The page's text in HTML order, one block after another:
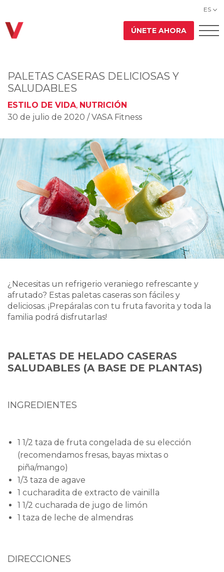
ES
ÚNETE AHORA
PALETAS CASERAS DELICIOSAS Y
SALUDABLES
ESTILO DE VIDA, NUTRICIÓN
30 de julio de 2020 / VASA Fitness
¿Necesitas un refrigerio veraniego refrescante y
afrutado? Estas paletas caseras son fáciles y
deliciosas. ¡Prepáralas con tu fruta favorita y toda la
familia podrá disfrutarlas!
PALETAS DE HELADO CASERAS
SALUDABLES (A BASE DE PLANTAS)
INGREDIENTES
1 1/2 taza de fruta congelada de su elección
(recomendamos fresas, bayas mixtas o
piña/mango)
1/3 taza de agave
1 cucharadita de extracto de vainilla
1 1/2 cucharada de jugo de limón
1 taza de leche de almendras
DIRECCIONES